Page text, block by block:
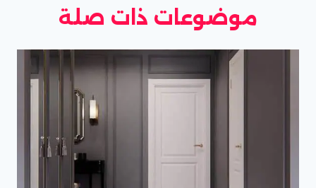
موضوعات ذات صلة